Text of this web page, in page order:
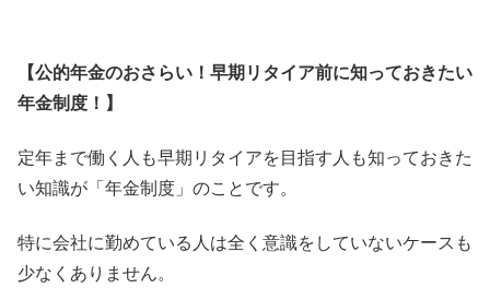
【公的年金のおさらい！早期リタイア前に知っておきたい
年金制度！】
定年まで働く人も早期リタイアを目指す人も知っておきた
い知識が「年金制度」のことです。
特に会社に勤めている人は全く意識をしていないケースも
少なくありません。